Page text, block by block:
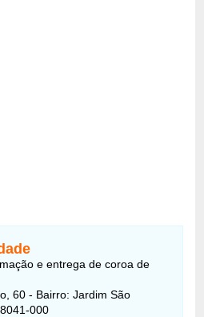
e entrega de coroa de
60 - Bairro: Jardim São
000